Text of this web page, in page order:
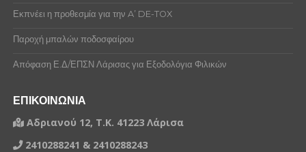
Εκπνέει η προθεσμία για την A’ DE-TOX
Παροχή μπαλών ποδοσφαίρου
Απόφαση Ε.Δ/ΕΠΣΝ Λάρισας για Εξοδολόγια Φιλικών
ΕΠΙΚΟΙΝΩΝΙΑ
Αδριανού 12, Τ.Κ. 41223 Λάρισα
2410288241 & 2410288243